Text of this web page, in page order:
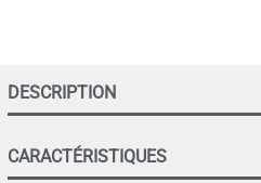
DESCRIPTION
CARACTÉRISTIQUES